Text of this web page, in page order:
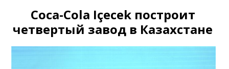
Coca-Cola Içecek построит
четвертый завод в Казахстане